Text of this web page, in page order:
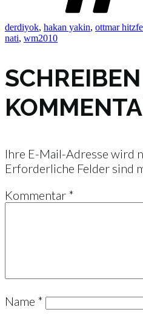
derdiyok, hakan yakin, ottmar
nati, wm2010
Ihre E-Mail-Adresse wird
Erforderliche Felder sind
Kommentar *
Name *